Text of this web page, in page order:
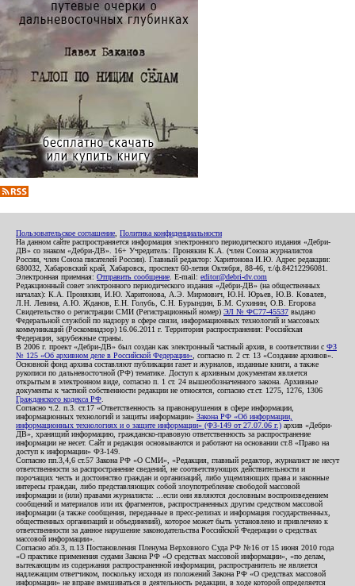
Пользовательское соглашение Политика конфиденциальности
На данном сайте распространяется информация электронного периодического издания «Дебри-
ДВ» со знаком «Дебри-ДВ». 16+ Учредитель: Пронякин К.А. (член Союза журналистов
России, член Союза писателей России). Главный редактор: Харитонова И.Ю. Адрес редакции:
680032, Хабаровский край, Хабаровск, проспект 60-летия Октября, 88-46, т./ф.84212296081.
Электронная приемная: Отправить сообщение . E-mail: editor@debri-dv.com
Редакционный совет электронного периодического издания «Дебри-ДВ» (на общественных
началах): К.А. Пронякин, И.Ю. Харитонова, А.Э. Мирмович, Ю.Н. Юрьев, Ю.В. Ковалев,
Л.Н. Левина, А.Ю. Жданов, Е.Н. Голубь, С.Н. Бурындин, Б.М. Сухинин, О.В. Егорова
Свидетельство о регистрации СМИ (Регистрационный номер) ЭЛ № ФС77-45537 выдано
Федеральной службой по надзору в сфере связи, информационных технологий и массовых
коммуникаций (Роскомнадзор) 16.06.2011 г. Территория распространения: Российская
Федерация, зарубежные страны.
В 2006 г. проект «Дебри-ДВ» был создан как электронный частный архив, в соответствии с ФЗ
№ 125 «Об архивном деле в Российской Федерации» , согласно п. 2 ст. 13 «Создание архивов».
Основной фонд архива составляют публикации газет и журналов, изданные книги, а также
рукописи по дальневосточной (РФ) тематике. Доступ к архивным документам является
открытым в электронном виде, согласно п. 1 ст. 24 вышеобозначенного закона. Архивные
документы к частной собственности редакции не относятся, согласно ст.ст. 1275, 1276, 1306
Гражданского кодекса РФ
Согласно ч.2. п.3. ст.17 «Ответственность за правонарушения в сфере информации,
информационных технологий и защиты информации» Закона РФ «Об информации,
информационных технологиях и о защите информации» (ФЗ-149 от 27.07.06 г.) архив «Дебри-
ДВ», хранящий информацию, гражданско-правовую ответственность за распространение
информации не несет. Сайт и редакция основываются и работают на основании ст.8 «Право на
доступ к информации» ФЗ-149.
Согласно пп.3,4,6 ст.57 Закона РФ «О СМИ», «Редакция, главный редактор, журналист не несут
ответственности за распространение сведений, не соответствующих действительности и
порочащих честь и достоинство граждан и организаций, либо ущемляющих права и законные
интересы граждан, либо представляющих собой злоупотребление свободой массовой
информации и (или) правами журналиста: ...если они являются дословным воспроизведением
сообщений и материалов или их фрагментов, распространенных другим средством массовой
информации (а также сообщения, переданные в пресс-релизах и информация государственных,
общественных организаций и объединений), которое может быть установлено и привлечено к
ответственности за данное нарушение законодательства Российской Федерации о средствах
массовой информации».
Согласно абз.3, п.13 Постановления Пленума Верховного Суда РФ №16 от 15 июня 2010 года
«О практике применения судами Закона РФ «О средствах массовой информации», «по делам,
вытекающим из содержания распространенной информации, распространитель не является
надлежащим ответчиком, поскольку исходя из положений Закона РФ «О средствах массовой
информации» не вправе вмешиваться в деятельность редакции, в ходе которой определяется